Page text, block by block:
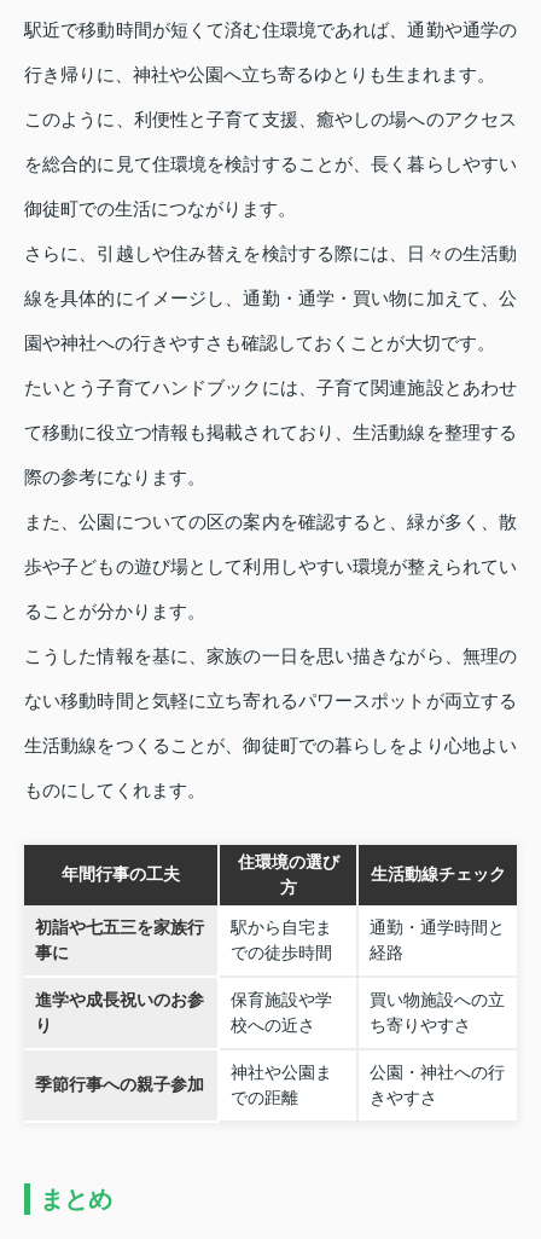
駅近で移動時間が短くて済む住環境であれば、通勤や通学の
行き帰りに、神社や公園へ立ち寄るゆとりも生まれます。
このように、利便性と子育て支援、癒やしの場へのアクセス
を総合的に見て住環境を検討することが、長く暮らしやすい
御徒町での生活につながります。
さらに、引越しや住み替えを検討する際には、日々の生活動
線を具体的にイメージし、通勤・通学・買い物に加えて、公
園や神社への行きやすさも確認しておくことが大切です。
たいとう子育てハンドブックには、子育て関連施設とあわせ
て移動に役立つ情報も掲載されており、生活動線を整理する
際の参考になります。
また、公園についての区の案内を確認すると、緑が多く、散
歩や子どもの遊び場として利用しやすい環境が整えられてい
ることが分かります。
こうした情報を基に、家族の一日を思い描きながら、無理の
ない移動時間と気軽に立ち寄れるパワースポットが両立する
生活動線をつくることが、御徒町での暮らしをより心地よい
ものにしてくれます。
年間行事の工夫
住環境の選び
方
生活動線チェック
初詣や七五三を家族行
事に
駅から自宅ま
での徒歩時間
通勤・通学時間と
経路
進学や成長祝いのお参
り
保育施設や学
校への近さ
買い物施設への立
ち寄りやすさ
季節行事への親子参加
神社や公園ま
での距離
公園・神社への行
きやすさ
まとめ